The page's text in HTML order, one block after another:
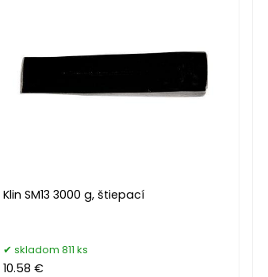
Klin SM13 3000 g, štiepací
skladom 811 ks
10.58 €